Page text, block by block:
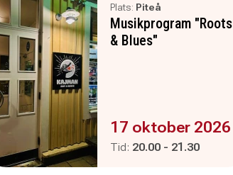
Plats: Piteå
Musikprogram "Roots
& Blues"
Evenemanget är :
17 oktober 2026
Tid: Pågår mellan
20.00 - och
21.30